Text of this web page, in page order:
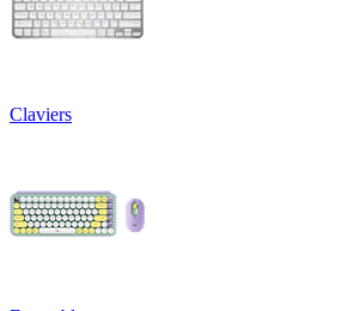
Claviers